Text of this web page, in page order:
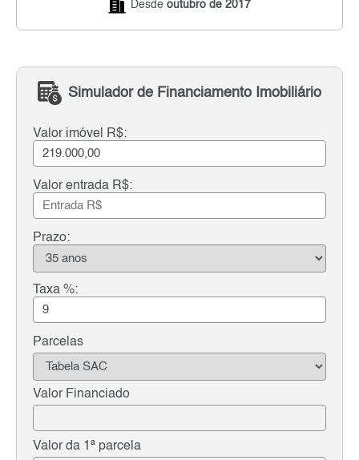
Desde outubro de 2017
Simulador de Financiamento Imobiliário
Valor imóvel R$:
Valor entrada R$:
Prazo:
Taxa %:
Parcelas
Valor Financiado
Valor da 1ª parcela